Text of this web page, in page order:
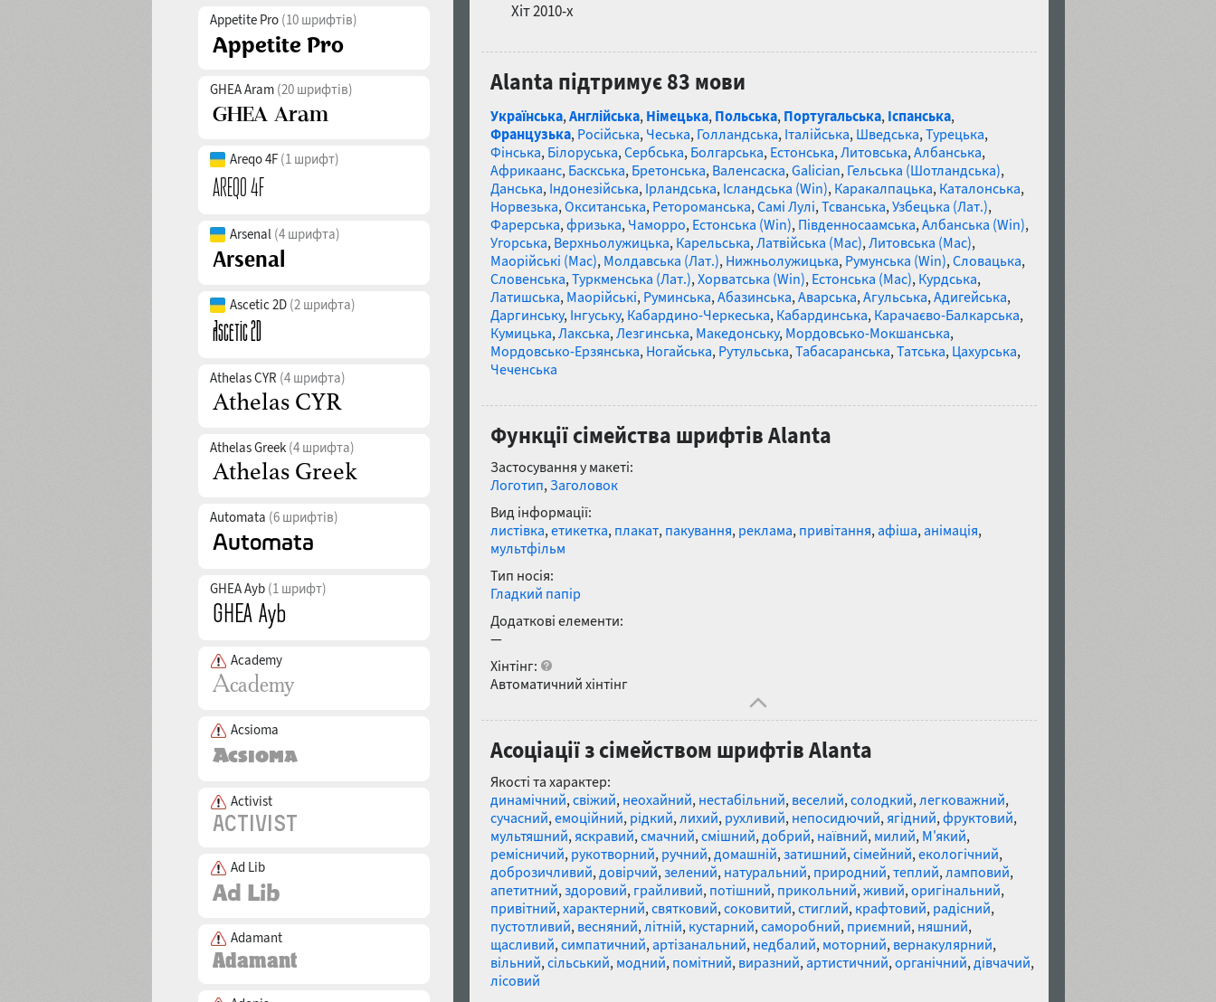
Appetite Pro (10 шрифтів)
GHEA Aram (20 шрифтів)
Areqo 4F (1 шрифт)
Arsenal (4 шрифта)
Ascetic 2D (2 шрифта)
Athelas CYR (4 шрифта)
Athelas Greek (4 шрифта)
Automata (6 шрифтів)
GHEA Ayb (1 шрифт)
Academy
Acsioma
Activist
Ad Lib
Adamant
Хіт 2010-х
Alanta підтримує 83 мови
Українська,Англійська, Німецька, Польська, Португальська, Іспанська,
Французька, Російська, Чеська, Голландська, Італійська, Шведська,Турецька,
Фінська, Білоруська,Сербська, Болгарська, Естонська,Литовська,Албанська,
Африкаанс, Баскська, Бретонська, Валенсаска,Galician, Гельська (Шотландська),
Данська, Індонезійська, Ірландська, Ісландська (Win), Каракалпацька, Каталонська,
Норвезька,Окситанська, Ретороманська,Самі Лулі,Тсванська,Узбецька (Лат.),
Фарерська,фризька, Чаморро, Естонська (Win), Південносаамська,Албанська (Win),
Угорська, Верхньолужицька, Карельська,Латвійська (Mac),Литовська (Mac),
Маорійські (Mac), Молдавська (Лат.), Нижньолужицька, Румунська (Win),Словацька,
Словенська,Туркменська (Лат.),Хорватська (Win), Естонська (Mac), Курдська,
Латишська, Маорійські, Руминська,Абазинська,Аварська,Агульська,Адигейська,
Даргинську, Інгуську, Кабардино-Черкеська, Кабардинська, Карачаєво-Балкарська,
Кумицька,Лакська,Лезгинська, Македонську, Мордовсько-Мокшанська,
Мордовсько-Ерзянська, Ногайська, Рутульська,Табасаранська,Татська, Цахурська,
Чеченська
Функції сімейства шрифтів Alanta
Застосування у макеті:
Логотип,Заголовок
Вид інформації:
листівка,етикетка, плакат, пакування, реклама, привітання,афіша,анімація,
мультфільм
Тип носія:
Гладкий папір
Додаткові елементи:
—
Хінтінг:
Автоматичний хінтінг
Асоціації з сімейством шрифтів Alanta
Якості та характер:
динамічний,свіжий, неохайний, нестабільний, веселий,солодкий,легковажний,
сучасний,емоційний, рідкий,лихий, рухливий, непосидючий,ягідний,фруктовий,
мультяшний,яскравий,смачний,смішний,добрий, наївний, милий, М'який,
ремісничий, рукотворний, ручний,домашній,затишний,сімейний,екологічний,
доброзичливий,довірчий,зелений, натуральний, природний,теплий,ламповий,
апетитний,здоровий, грайливий, потішний, прикольний,живий,оригінальний,
привітний,характерний,святковий,соковитий,стиглий, крафтовий, радісний,
пустотливий, весняний,літній, кустарний,саморобний, приємний, няшний,
щасливий,симпатичний,артізанальний, недбалий, моторний, вернакулярний,
вільний,сільський, модний, помітний, виразний,артистичний,органічний,дівчачий,
лісовий